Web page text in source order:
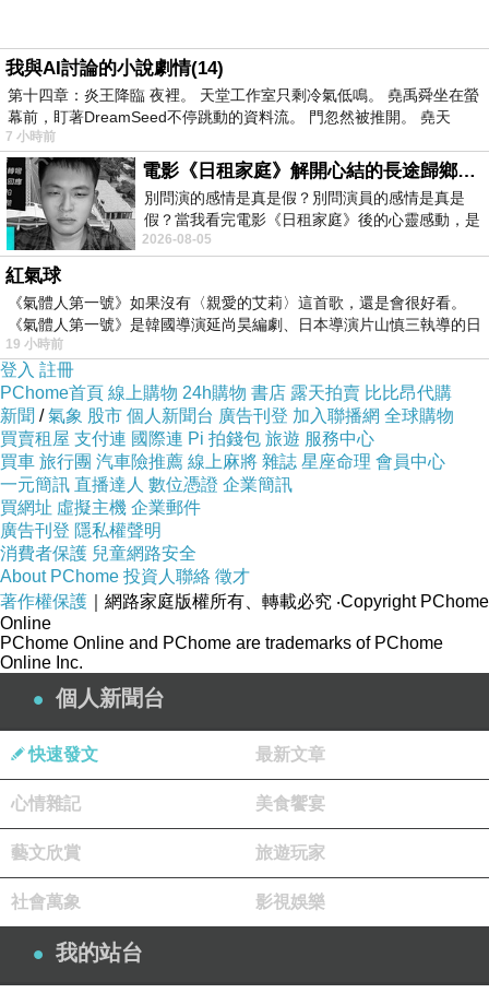
直接下訂就對了！
這樣就等於10%的優惠！
比一般使用優惠住宿優惠網站碼的情況還省！
對於常出遊的朋友相當適用！
住宿優惠方案也不用花時間找優惠碼！
2.訂貴退價差折扣住宿飯店預訂
有關於訂房，我個人建議是
決定哪家以後快點下訂！
像這次的話上網找了一下
橘樹飯店及咖啡廳 - 濟
州的評價還不差～
就儘快衝下去！以免到時候訂不到就哭哭了(尤其
是旅遊旺季更要注意)
而且在
訂的話訂貴了還能退價
差！沒在怕的！（這點超棒！）
橘樹飯店及咖啡廳 - 濟州 的住宿環境在下面
如果有興趣到這附近玩的，不妨可以看看！
我與AI討論的小說劇情(14)
第十四章：炎王降臨 夜裡。 天堂工作室只剩冷氣低鳴。 堯禹舜坐在螢
幕前，盯著DreamSeed不停跳動的資料流。 門忽然被推開。 堯天
7 小時前
電影《日租家庭》解開心結的長途歸鄉！能在電影院感受到地理的寬闊和人心的相鄰，真是太棒了！
別問演的感情是真是假？別問演員的感情是真是
假？當我看完電影《日租家庭》後的心靈感動，是
真的。詮釋的情感觸動了人心，就是真情
2026-08-05
紅氣球
《氣體人第一號》如果沒有〈親愛的艾莉〉這首歌，還是會很好看。
《氣體人第一號》是韓國導演延尚昊編劇、日本導演片山慎三執導的日
19 小時前
登入 註冊
PChome首頁 線上購物 24h購物 書店 露天拍賣 比比昂代購
新聞 /氣象 股市 個人新聞台 廣告刊登 加入聯播網 全球購物
買賣租屋 支付連 國際連 Pi 拍錢包 旅遊 服務中心
買車 旅行團 汽車險推薦 線上麻將 雜誌 星座命理 會員中心
一元簡訊 直播達人 數位憑證 企業簡訊
買網址 虛擬主機 企業郵件
廣告刊登 隱私權聲明
消費者保護 兒童網路安全
About PChome 投資人聯絡 徵才
著作權保護 ｜網路家庭版權所有、轉載必究 ‧Copyright PChome
Online
PChome Online and PChome are trademarks of PChome
Online Inc.
個人新聞台
快速發文 最新文章
心情雜記 美食饗宴
藝文欣賞 旅遊玩家
社會萬象 影視娛樂
我的站台